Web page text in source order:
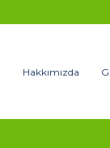
Hakkımızda